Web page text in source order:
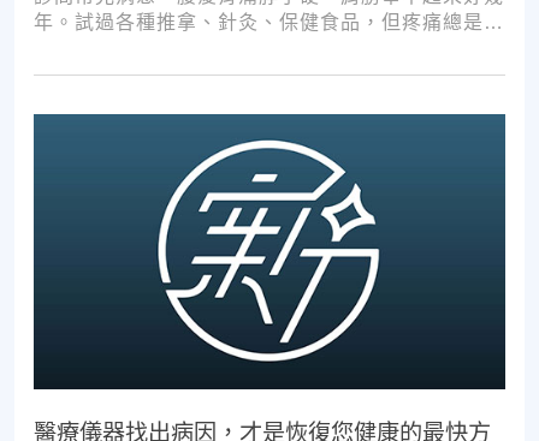
年。試過各種推拿、針灸、保健食品，但疼痛總是時
醫療儀器找出病因，才是恢復您健康的最快方